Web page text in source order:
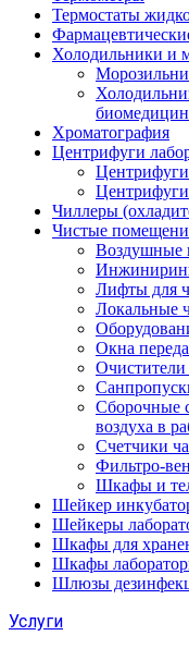
Термостаты
Холодильники и
Хроматография
Центрифуги
Чиллеры
Чистые
Воздушные
Лифты для
Локальные
Окна
Сборочные
воздуха в
Счетчики
Фильтро-
Шкафы и
Шейкер
Шейкеры
Шкафы для
Шкафы
Шлюзы
Услуги